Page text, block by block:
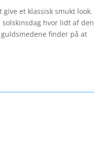
et klassisk smukt look.
hvor lidt af den
finder på at